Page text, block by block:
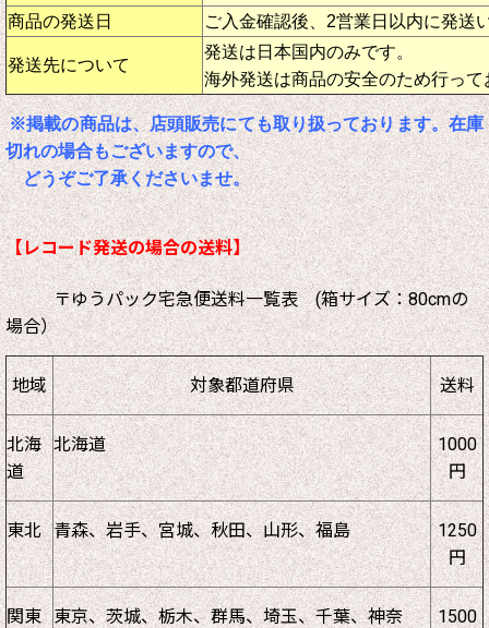
商品の発送日 ご入金確認後、2営業日以内に発送
発送先について
発送は日本国内のみです。
海外発送は商品の安全のため行って
※掲載の商品は、店頭販売にても取り扱っております。在庫
切れの場合もございますので、
どうぞご了承くださいませ。
【レコード発送の場合の送料】
〒ゆうパック宅急便送料一覧表 (箱サイズ：80cmの
場合）
地域 対象都道府県 送料
北海
道
北海道
1000
円
東北 青森、岩手、宮城、秋田、山形、福島
1250
円
関東 東京、茨城、栃木、群馬、埼玉、千葉、神奈 1500